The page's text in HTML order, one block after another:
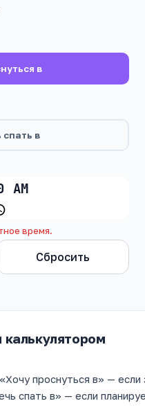
в
спать в
время.
Сбросить
калькулятором
проснуться в» — если
спать в» — если